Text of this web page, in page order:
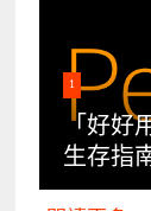
1
「好好
生存指